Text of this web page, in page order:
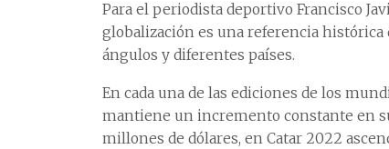
Para el periodista deportivo Francisco
globalización es una referencia histórica
ángulos y diferentes países.
En cada una de las ediciones de los
mantiene un incremento constante en
millones de dólares, en Catar 2022